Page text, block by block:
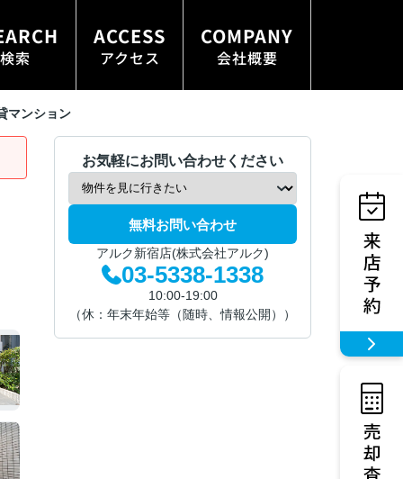
索
ACCESS
アクセス
COMPANY
会社概要
マンション
お気軽にお問い合わせください
無料お問い合わせ
アルク新宿店(株式会社アルク)
03-5338-1338
10:00-19:00
（休：年末年始等（随時、情報公開））